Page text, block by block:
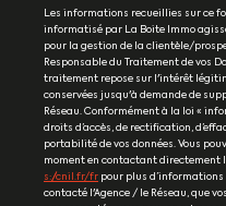
Les informations recueillies sur ce
informatisé par La Boite Immo
pour la gestion de la clientèle/
Responsable du Traitement de vos
traitement repose sur l'intérêt
conservées jusqu'à demande de
Réseau. Conformément à la loi «
droits d’accès, de rectification,
portabilité de vos données. Vous
moment en contactant directement
s://cnil.fr/fr pour plus d’informations
contacté l'Agence / le Réseau, que